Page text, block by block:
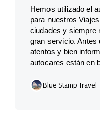
Hemos utilizado el
para nuestros
ciudades y siempre
gran servicio. Antes
atentos y bien
autocares están en
Blue Stamp Travel